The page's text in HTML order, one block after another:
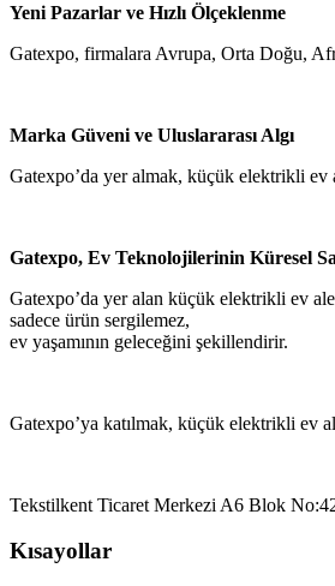
Yeni Pazarlar ve Hızlı Ölçeklenme
Gatexpo, firmalara Avrupa, Orta Doğu,
Marka Güveni ve Uluslararası Algı
Gatexpo’da yer almak, küçük elektrikli ev
Gatexpo, Ev Teknolojilerinin Küresel
Gatexpo’da yer alan küçük elektrikli ev
sadece ürün sergilemez,
ev yaşamının geleceğini şekillendirir.
Gatexpo’ya katılmak, küçük elektrikli ev
Tekstilkent Ticaret Merkezi A6 Blok
Kısayollar